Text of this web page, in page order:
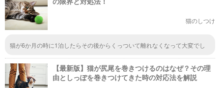
猫のしつけ
猫が6か月の時に1泊したらその後からくっついて離れなくなって大変でし
も居ますよと猫を多頭飼い長く飼ってる方からのアドバイスで思い切ってや
ってみました 車でもリラックスして膝でずっと寝てました 連れていって良
かった うちの子はですが
【最新版】猫が尻尾を巻きつけるのはなぜ？その理
由としっぽを巻きつけてきた時の対応法を解説